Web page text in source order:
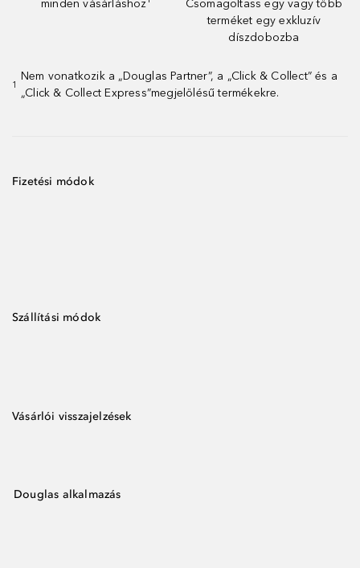
minden vásárláshoz¹
Csomagoltass egy vagy több
terméket egy exkluzív
díszdobozba
1
Nem vonatkozik a „Douglas Partner”, a „Click & Collect” és a
„Click & Collect Express”megjelölésű termékekre.
Fizetési módok
Szállítási módok
Vásárlói visszajelzések
Douglas alkalmazás